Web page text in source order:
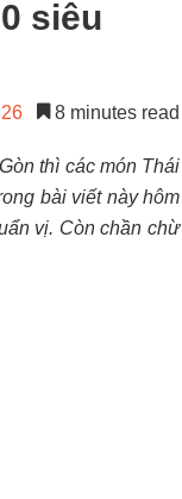
siêu
8 minutes read
thì các món Thái
bài viết này hôm
vị. Còn chần chừ